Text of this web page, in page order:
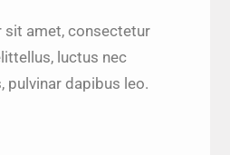
amet, consectetur
luctus nec
pulvinar dapibus leo.